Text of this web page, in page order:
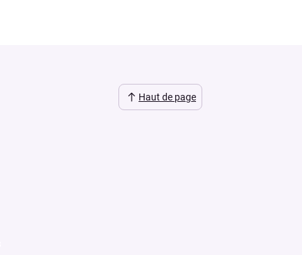
Haut de page